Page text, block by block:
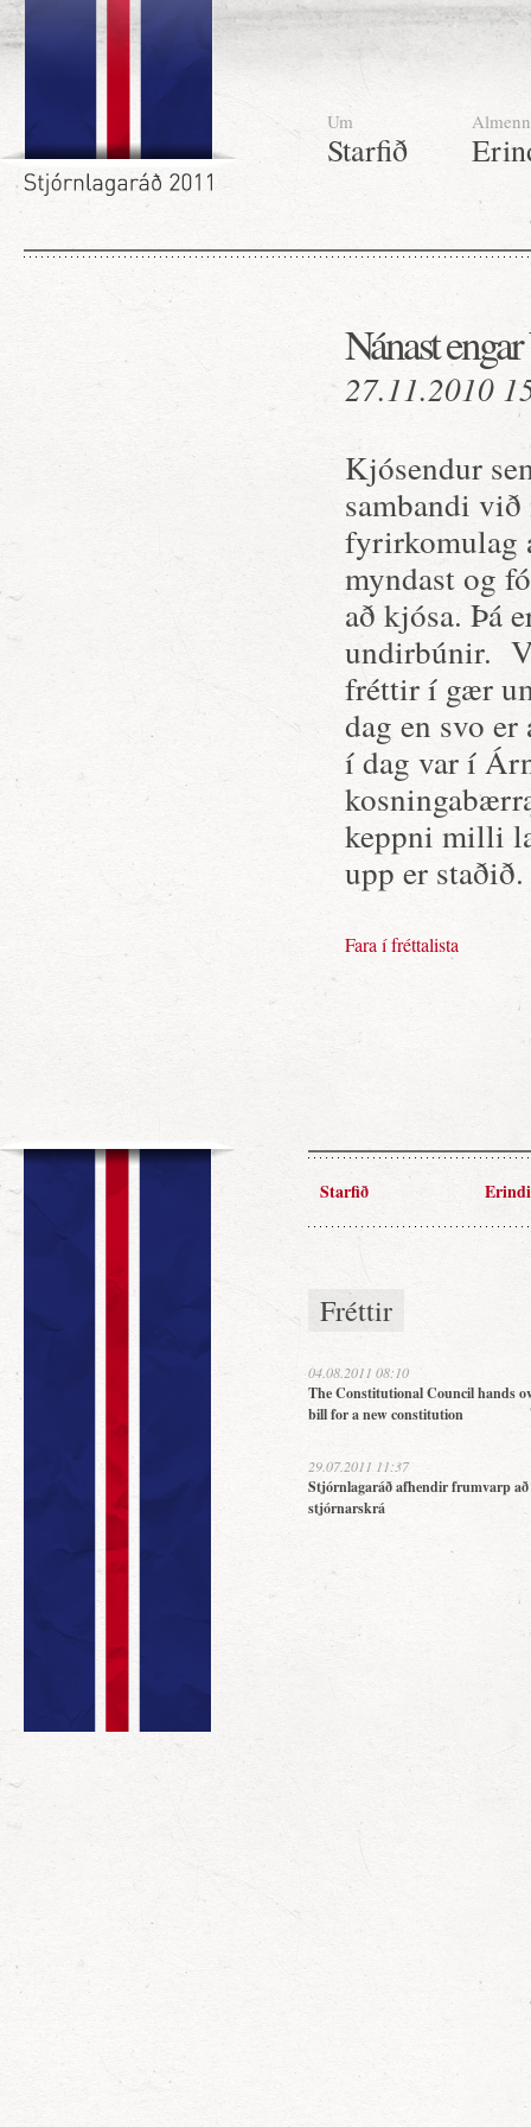
Um
Starfið
Almenn
Nánast
27.11.2010
Kjósendur
sambandi
fyrirkomulag
myndast og
að kjósa. Þá
undirbúnir.
fréttir í gær
dag en svo
í dag var í
keppni milli
upp er staðið.
Fara í fréttalista
Starfið Erindi
Fréttir
04.08.2011 08:10
The Constitutional Council hands
bill for a new constitution
29.07.2011 11:37
Stjórnlagaráð afhendir frumvarp
stjórnarskrá